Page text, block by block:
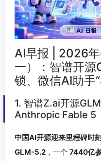
AI早报 | 2026
一）：智谱开
锁、微信AI助手
1. 智谱Z.ai开源
Anthropic Fable 5
中国AI开源迎来里程碑时刻
GLM-5.2 ，一个 7440亿